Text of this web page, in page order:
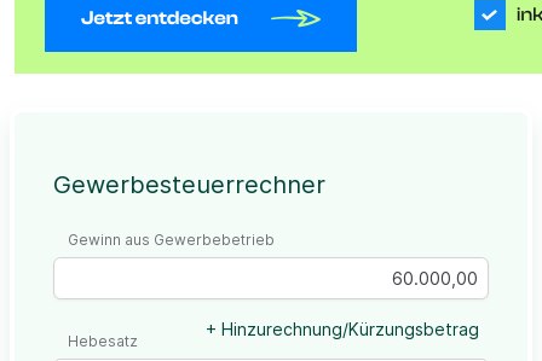
Gewerbesteuerrechner
Gewinn aus Gewerbebetrieb
+ Hinzurechnung/Kürzungsbetrag
Hebesatz